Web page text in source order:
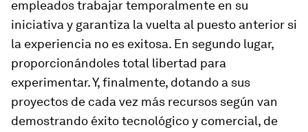
empleados trabajar temporalmente en su
iniciativa y garantiza la vuelta al puesto anterior si
la experiencia no es exitosa. En segundo lugar,
proporcionándoles total libertad para
experimentar. Y, finalmente, dotando a sus
proyectos de cada vez más recursos según van
demostrando éxito tecnológico y comercial, de